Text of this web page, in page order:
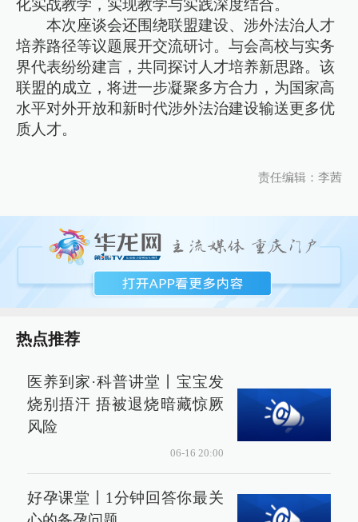
化实战教学，实现教学与实践深度结合。
本次座谈会还围绕联盟建设、涉外法治人才
培养路径等议题展开交流研讨。与会高校与实务
界代表纷纷建言，共同探讨人才培养新思路。该
联盟的成立，将进一步凝聚多方合力，为国家高
水平对外开放和新时代涉外法治建设输送更多优
质人才。
责任编辑：李茜
热点推荐
医养到家·科普讲堂丨宝宝发
烧别捂汗 捂被退烧暗藏惊厥
风险
06-16 20:00
好孕课堂丨1分钟回答你最关